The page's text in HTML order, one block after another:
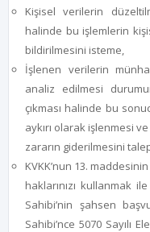
Kişisel verilerin
halinde bu işlemlerin
bildirilmesini isteme,
İşlenen verilerin
analiz edilmesi
çıkması halinde bu
aykırı olarak işlenmesi
zararın giderilmesini
KVKK’nun 13.
haklarınızı kullanmak
Sahibi’nin şahsen
Sahibi’nce 5070 Sayılı